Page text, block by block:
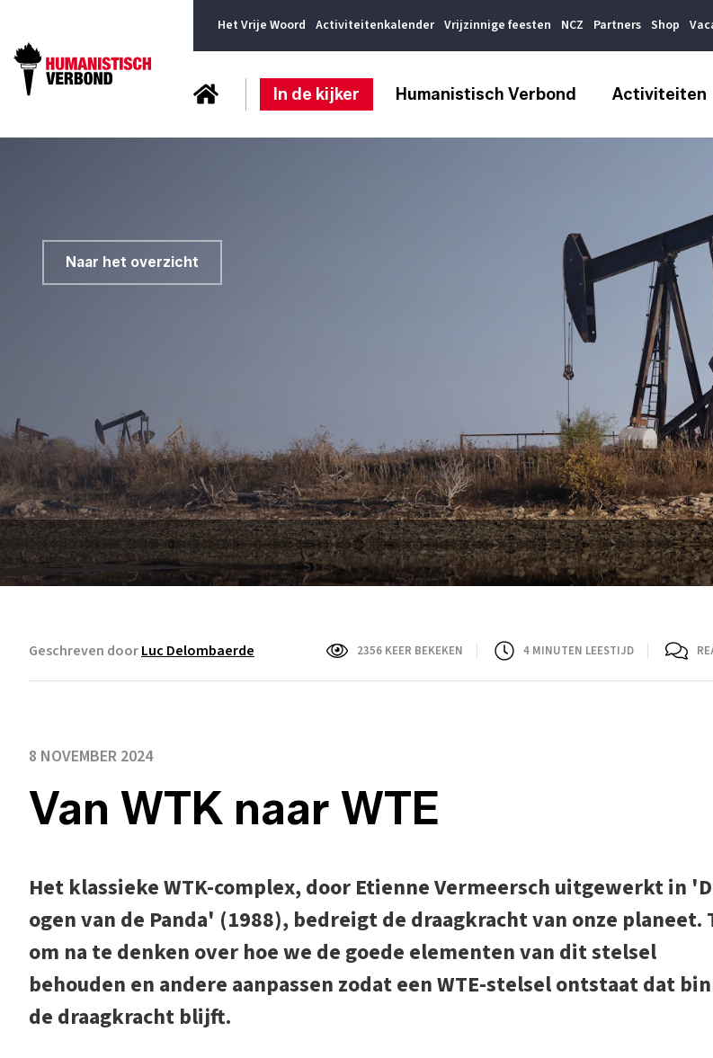
Het Vrije Woord Activiteitenkalender Vrijzinnige feesten NCZ Partners Shop
In de kijker Humanistisch Verbond Activiteiten
Naar het overzicht
Geschreven doorLuc Delombaerde 2356 KEER BEKEKEN 4 MINUTEN LEESTIJD
8 NOVEMBER 2024
Van WTK naar WTE
Het klassieke WTK-complex, door Etienne Vermeersch uitgewerkt in
ogen van de Panda' (1988), bedreigt de draagkracht van onze planeet.
om na te denken over hoe we de goede elementen van dit stelsel
behouden en andere aanpassen zodat een WTE-stelsel ontstaat dat
de draagkracht blijft.